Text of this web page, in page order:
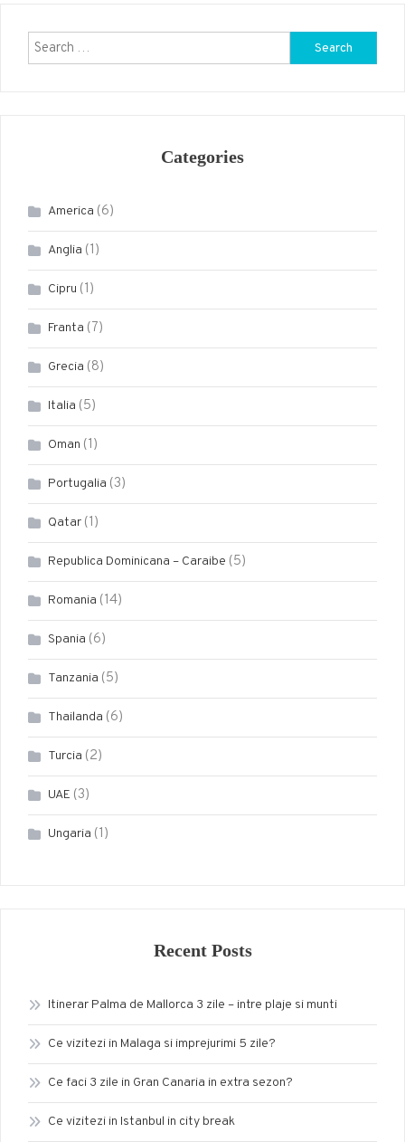
Categories
America (6)
Anglia (1)
Cipru (1)
Franta (7)
Grecia (8)
Italia (5)
Oman (1)
Portugalia (3)
Qatar (1)
Republica Dominicana – Caraibe (5)
Romania (14)
Spania (6)
Tanzania (5)
Thailanda (6)
Turcia (2)
UAE (3)
Ungaria (1)
Recent Posts
Itinerar Palma de Mallorca 3 zile – intre plaje si munti
Ce vizitezi in Malaga si imprejurimi 5 zile?
Ce faci 3 zile in Gran Canaria in extra sezon?
Ce vizitezi in Istanbul in city break